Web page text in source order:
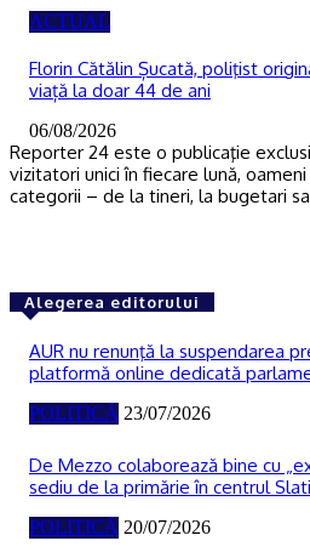
ACTUAL
Florin Cătălin Șucată, poliţist
viață la doar 44 de ani
06/08/2026
Reporter 24 este o publicaţie
vizitatori unici în fiecare lună,
categorii – de la tineri, la bugetari
Alegerea editorului
AUR nu renunţă la suspendarea
platformă online dedicată
POLITICĂ 23/07/2026
De Mezzo colaborează bine cu
sediu de la primărie în centrul
POLITICĂ 20/07/2026